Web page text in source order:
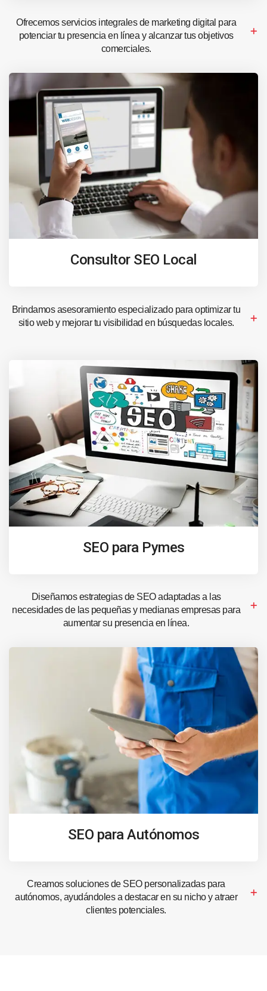
Ofrecemos servicios integrales de marketing digital para
potenciar tu presencia en línea y alcanzar tus objetivos
comerciales.
Consultor SEO Local
Brindamos asesoramiento especializado para optimizar tu
sitio web y mejorar tu visibilidad en búsquedas locales.
SEO para Pymes
Diseñamos estrategias de SEO adaptadas a las
necesidades de las pequeñas y medianas empresas para
aumentar su presencia en línea.
SEO para Autónomos
Creamos soluciones de SEO personalizadas para
autónomos, ayudándoles a destacar en su nicho y atraer
clientes potenciales.